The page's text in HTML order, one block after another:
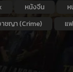
หนังจีน
ชญา (Crime)
แ